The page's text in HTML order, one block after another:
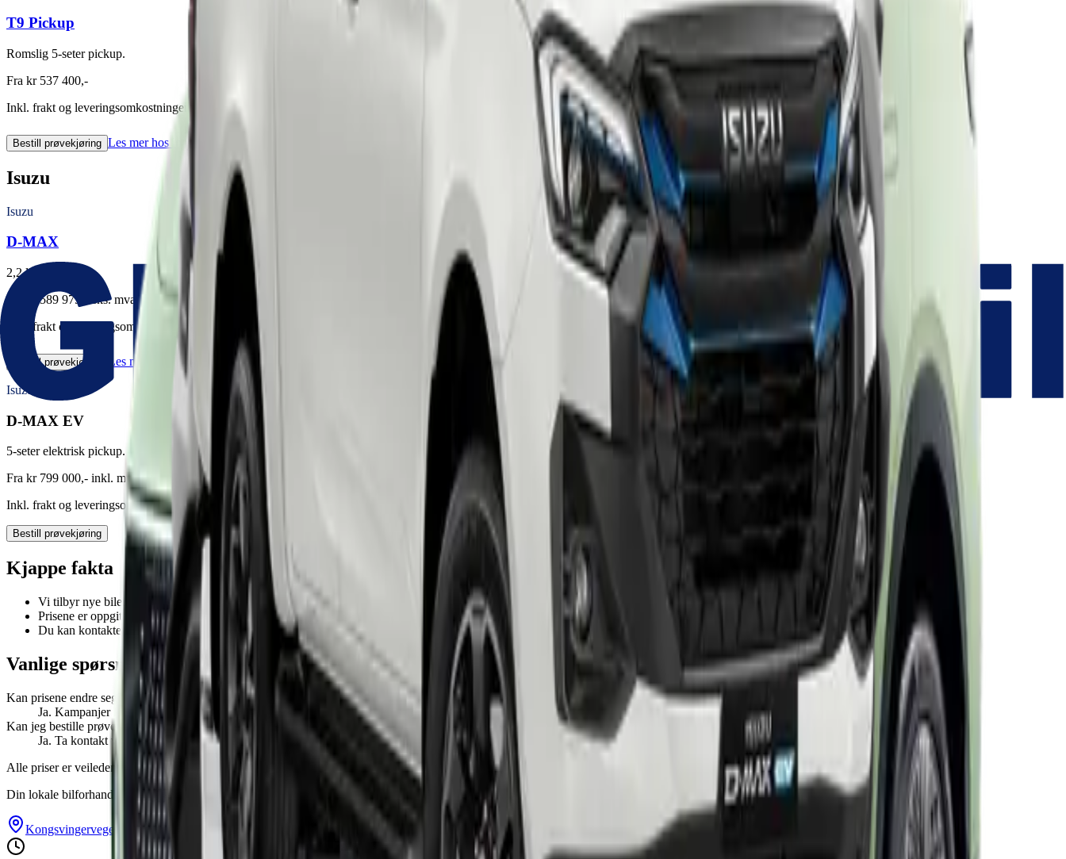
T9 Pickup
Romslig 5-seter pickup.
Fra kr 537 400,-
Inkl. frakt og leveringsomkostninger
Bestill prøvekjøring Les mer hos importør
Isuzu
Isuzu
D-MAX
2,2 liter diesel.
Fra kr 589 975,- eks. mva.
Inkl. frakt og leveringsomkostninger
Bestill prøvekjøring Les mer hos importør
Isuzu
D-MAX EV
5-seter elektrisk pickup.
Fra kr 799 000,- inkl. mva.
Inkl. frakt og leveringsomkostninger
Bestill prøvekjøring
Kjappe fakta
Vi tilbyr nye biler fra fem merker: Voyah, Dongfeng, Suzuki, JAC Motors og Isuzu.
Prisene er oppgitt som veiledende og inkluderer merknader per modell der dette gjelder.
Du kan kontakte oss for oppdatert lagerstatus, prøvekjøring og konkret tilbud.
Vanlige spørsmål
Kan prisene endre seg?
Ja. Kampanjer kan påvirke sluttprisen.
Kan jeg bestille prøvekjøring?
Ja. Ta kontakt via telefon eller kontaktskjema, så avtaler vi tidspunkt.
Alle priser er veiledende og kan endres uten varsel. Ta kontakt for oppdatert lagerstatus og konkret tilbud.
Din lokale bilforhandler med personlig service og 65+ års erfaring.
Kongsvingervegen 3031, 2166 Oppaker 63907120 andreas@glommenbil.no